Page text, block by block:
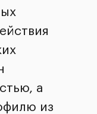
а
из